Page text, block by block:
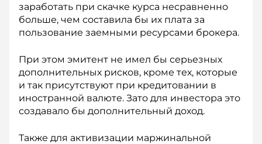
заработать при скачке курса несравненно
больше, чем составила бы их плата за
пользование заемными ресурсами брокера.
При этом эмитент не имел бы серьезных
дополнительных рис­ков, кроме тех, которые
и так присутствуют при кредитовании в
иностранной валюте. Зато для инвестора это
создавало бы дополнительный доход.
Также для активизации мар­жинальной